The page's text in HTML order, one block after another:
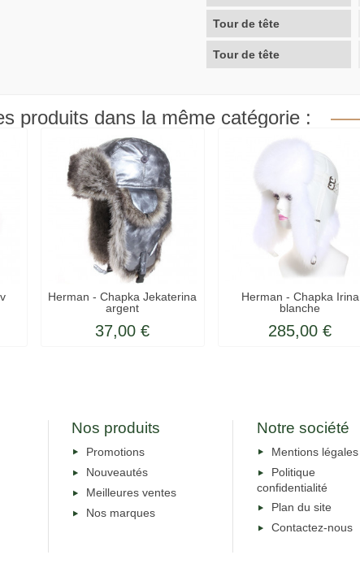
Tour de tête
Tour de tête
produits dans la même catégorie :
Herman - Chapka Jekaterina
argent
37,00 €
Herman - Chapka Irina
blanche
285,00 €
Nos produits
Promotions
Nouveautés
Meilleures ventes
Nos marques
Notre société
Mentions légales
Politique
confidentialité
Plan du site
Contactez-nous